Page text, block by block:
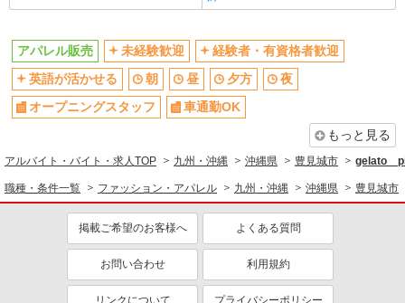
アパレル販売 未経験歓迎
経験者・有資格者歓迎
英語が活かせる
朝 昼 夕方
夜
オープニングスタッフ
車通勤OK
もっと見る
アルバイト・バイト・求人TOP 九州・沖縄 沖縄県 豊見城市 gelato
職種・条件一覧 ファッション・アパレル 九州・沖縄 沖縄県 豊見城市
掲載ご希望のお客様へ よくある質問
お問い合わせ 利用規約
リンクについて プライバシーポリシー